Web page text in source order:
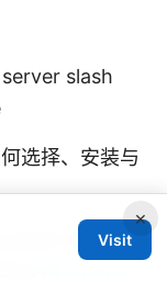
slash
选择、安装与
for
×
Visit